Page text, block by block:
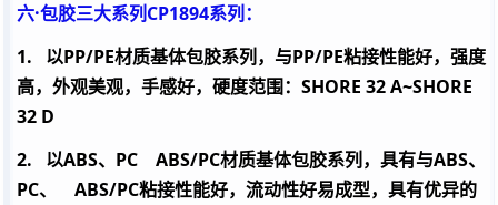
六·包胶三大系列CP1894系列：
1.
以PP/PE材质基体包胶系列，与PP/PE粘接性能好，强度
高，外观美观，手感好，硬度范围： SHORE 32 A~SHORE
32 D
2.
以ABS、 PC ABS/PC材质基体包胶系列，具有与ABS、
PC、 ABS/PC粘接性能好，流动性好易成型，具有优异的